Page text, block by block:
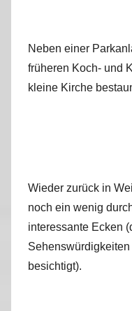
Neben einer
früheren Koch- und
kleine Kirche
Wieder zurück in
noch ein wenig
interessante Ecken
besichtigt).